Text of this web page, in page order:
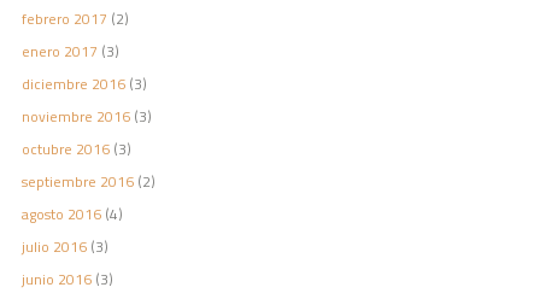
febrero 2017 (2)
enero 2017 (3)
diciembre 2016(3)
noviembre 2016(3)
octubre 2016(3)
septiembre 2016(2)
agosto 2016(4)
julio 2016(3)
junio 2016(3)